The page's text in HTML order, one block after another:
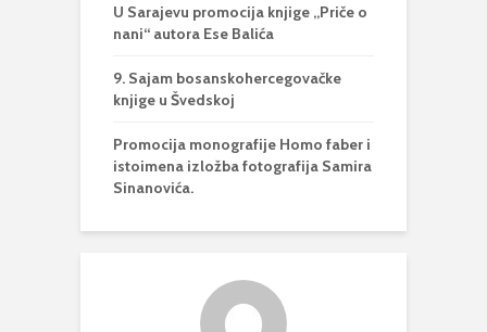
U Sarajevu promocija knjige „Priče o
nani“ autora Ese Balića
9. Sajam bosanskohercegovačke
knjige u Švedskoj
Promocija monografije Homo faber i
istoimena izložba fotografija Samira
Sinanovića.